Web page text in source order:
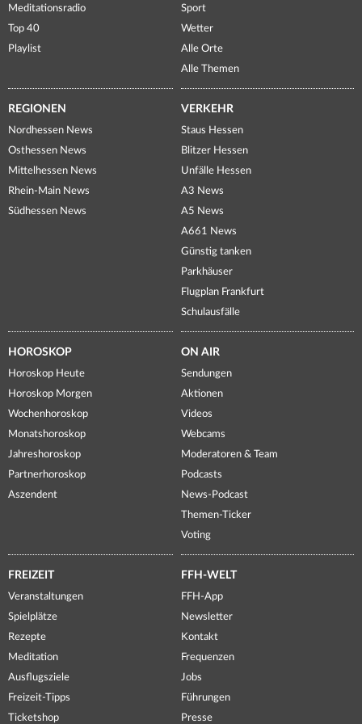
Meditationsradio
Top 40
Playlist
Sport
Wetter
Alle Orte
Alle Themen
REGIONEN
Nordhessen News
Osthessen News
Mittelhessen News
Rhein-Main News
Südhessen News
VERKEHR
Staus Hessen
Blitzer Hessen
Unfälle Hessen
A3 News
A5 News
A661 News
Günstig tanken
Parkhäuser
Flugplan Frankfurt
Schulausfälle
HOROSKOP
Horoskop Heute
Horoskop Morgen
Wochenhoroskop
Monatshoroskop
Jahreshoroskop
Partnerhoroskop
Aszendent
ON AIR
Sendungen
Aktionen
Videos
Webcams
Moderatoren & Team
Podcasts
News-Podcast
Themen-Ticker
Voting
FREIZEIT
Veranstaltungen
Spielplätze
Rezepte
Meditation
Ausflugsziele
Freizeit-Tipps
Ticketshop
FFH-WELT
FFH-App
Newsletter
Kontakt
Frequenzen
Jobs
Führungen
Presse